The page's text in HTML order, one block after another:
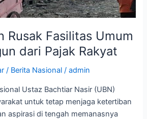
Rusak Fasilitas Umum
dari Pajak Rakyat
/ Berita Nasional /admin
Ustaz Bachtiar Nasir (UBN)
untuk tetap menjaga ketertiban
aspirasi di tengah memanasnya